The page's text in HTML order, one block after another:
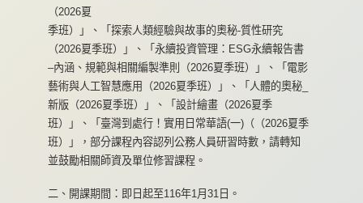
（2026夏
季班）」、「探索人類經驗與故事的奧秘-質性研究
（2026夏季班）」、「永續投資管理：ESG永續報告書
–內涵、規範與相關編製準則（2026夏季班）」、「電影
藝術與人工智慧應用（2026夏季班）」、「人體的奧秘_
新版（2026夏季班）」、「設計繪畫（2026夏季
班）」、「臺灣到處行！實用日常華語(一)（（2026夏季
班）」，部分課程內容認列公務人員研習時數，請轉知
並鼓勵相關師資及單位修習課程。
二、開課期間：即日起至116年1月31日。